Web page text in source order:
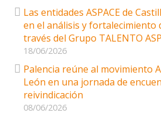
Las entidades ASPACE de
en el análisis y fortalecimiento
través del Grupo TALENTO
18/06/2026
Palencia reúne al movimiento
León en una jornada de
reivindicación
08/06/2026